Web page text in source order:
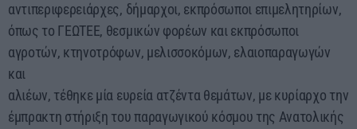
αντιπεριφερειάρχες, δήμαρχοι, εκπρόσωποι επιμελητηρίων,
όπως το ΓΕΩΤΕΕ, θεσμικών φορέων και εκπρόσωποι
αγροτών, κτηνοτρόφων, μελισσοκόμων, ελαιοπαραγωγών
και
αλιέων, τέθηκε μία ευρεία ατζέντα θεμάτων, με κυρίαρχο την
έμπρακτη στήριξη του παραγωγικού κόσμου της Ανατολικής